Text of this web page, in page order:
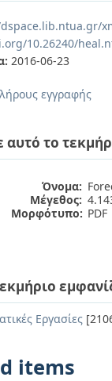
10.26240/
2016-06-23
εγγραφής
αυτό το
Όνομα:
Μέγεθος:
Μορφότυπο: PDF
Εργασίες
items